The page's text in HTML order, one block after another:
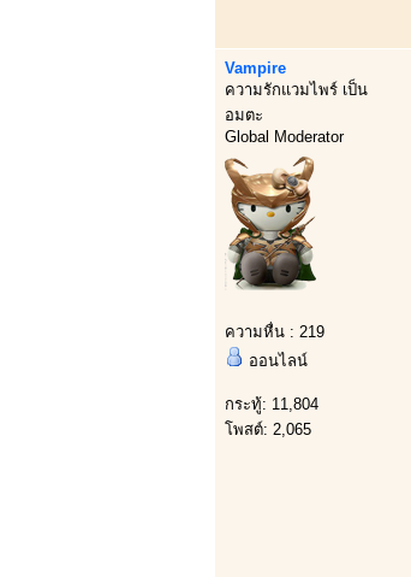
Vampire
ความรักแวมไพร์ เป็น
อมตะ
Global Moderator
ความหื่น : 219
ออนไลน์
กระทู้: 11,804
โพสต์: 2,065